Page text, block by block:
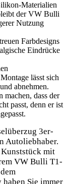
Materialien
‌der VW Bulli‌
Nutzung
Farbdesigns
⁤Eindrücke
lässt⁤ sich
abnehmen.
machen, dass der
passt, denn‌ er ​ist
3er-
Autoliebhaber.
mit‍
VW​ Bulli T1-
Sie‍ immer